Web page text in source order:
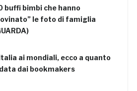
buffi bimbi che hanno
le foto di famiglia
ai mondiali, ecco a quanto
dai bookmakers